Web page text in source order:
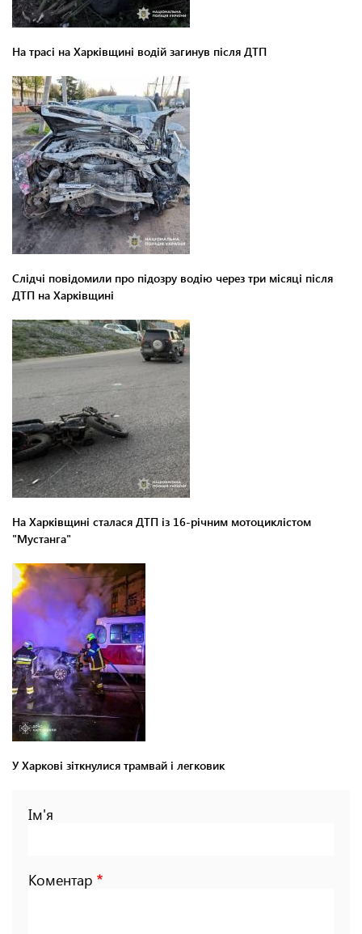
На трасі на Харківщині водій загинув після ДТП
Слідчі повідомили про підозру водію через три місяці після
ДТП на Харківщині
На Харківщині сталася ДТП із 16-річним мотоциклістом
"Мустанга"
У Харкові зіткнулися трамвай і легковик
Ім'я
Коментар